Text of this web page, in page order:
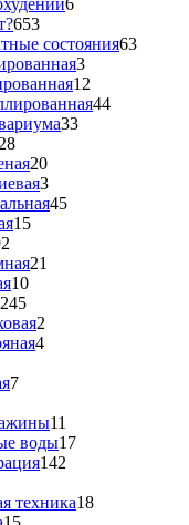
653
состояния63
3
12
44
33
28
20
3
45
15
21
10
245
2
4
7
11
воды17
142
техника18